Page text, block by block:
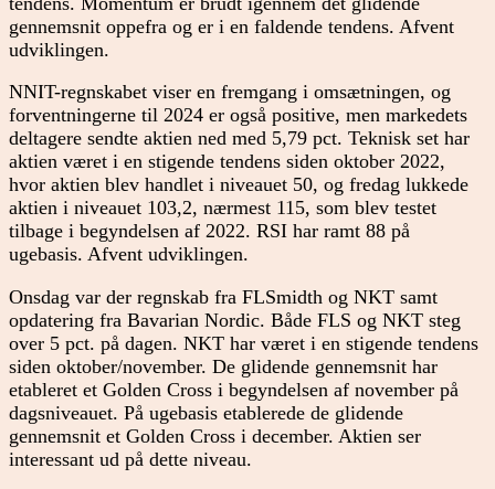
gennemsnit oppefra og er i en faldende tendens. Afvent
udviklingen.
NNIT-regnskabet viser en fremgang i omsætningen, og
forventningerne til 2024 er også positive, men markedets
deltagere sendte aktien ned med 5,79 pct. Teknisk set har
aktien været i en stigende tendens siden oktober 2022,
hvor aktien blev handlet i niveauet 50, og fredag lukkede
aktien i niveauet 103,2, nærmest 115, som blev testet
tilbage i begyndelsen af 2022. RSI har ramt 88 på
ugebasis. Afvent udviklingen.
Onsdag var der regnskab fra FLSmidth og NKT samt
opdatering fra Bavarian Nordic. Både FLS og NKT steg
over 5 pct. på dagen. NKT har været i en stigende tendens
siden oktober/november. De glidende gennemsnit har
etableret et Golden Cross i begyndelsen af november på
dagsniveauet. På ugebasis etablerede de glidende
gennemsnit et Golden Cross i december. Aktien ser
interessant ud på dette niveau.